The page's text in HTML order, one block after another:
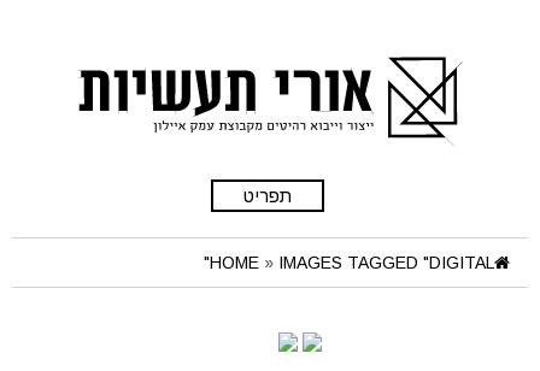
תפריט
HOME » IMAGES TAGGED "DIGITAL"